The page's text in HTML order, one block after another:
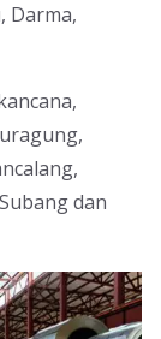
Darma,
dan